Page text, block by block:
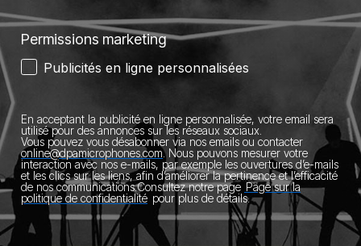
Permissions marketing
Publicités en ligne personnalisées
En acceptant la publicité en ligne personnalisée, votre email sera
utilisé pour des annonces sur les réseaux sociaux.
Vous pouvez vous désabonner via nos emails ou contacter
online@dpamicrophones.com. Nous pouvons mesurer votre
interaction avec nos e-mails, par exemple les ouvertures d’e-mails
et les clics sur les liens, afin d’améliorer la pertinence et l’efficacité
de nos communications.Consultez notre page Page sur la
politique de confidentialité pour plus de détails.